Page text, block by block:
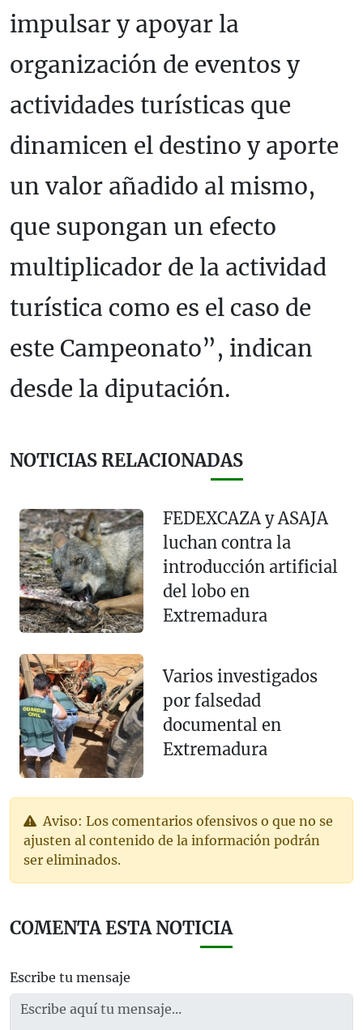
impulsar y apoyar la
organización de eventos y
actividades turísticas que
dinamicen el destino y aporte
un valor añadido al mismo,
que supongan un efecto
multiplicador de la actividad
turística como es el caso de
este Campeonato”, indican
desde la diputación.
NOTICIAS RELACIONADAS
FEDEXCAZA y ASAJA
luchan contra la
introducción artificial
del lobo en
Extremadura
Varios investigados
por falsedad
documental en
Extremadura
Aviso: Los comentarios ofensivos o que no se
ajusten al contenido de la información podrán
ser eliminados.
COMENTA ESTA NOTICIA
Escribe tu mensaje